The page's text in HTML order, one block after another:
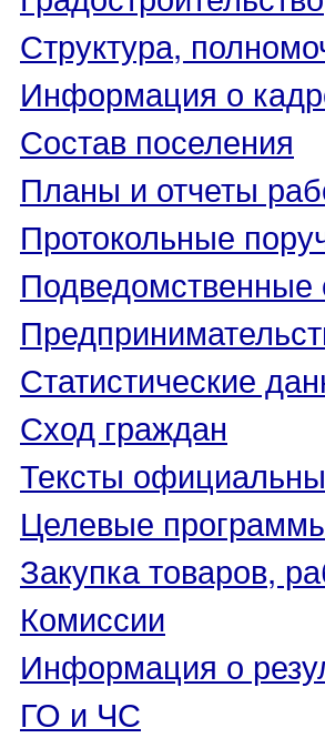
Структура,
Информация о
Состав поселения
Планы и отчеты
Протокольные
Подведомственные
Статистические
Сход граждан
Тексты
Целевые
Закупка товаров,
Комиссии
Информация о
ГО и ЧС